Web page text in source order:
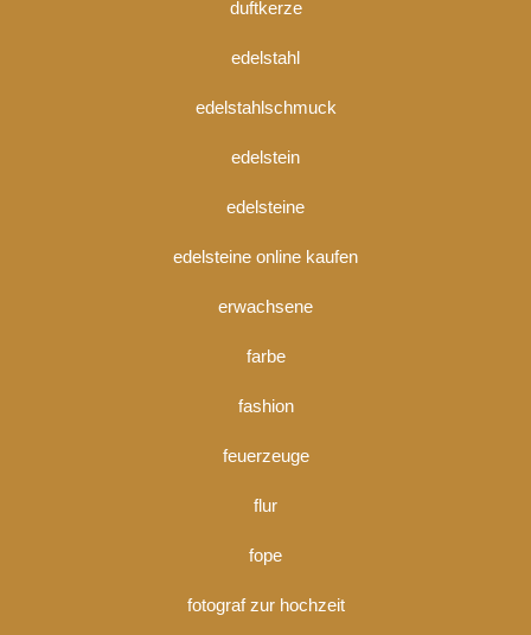
duftkerze
edelstahl
edelstahlschmuck
edelstein
edelsteine
edelsteine online kaufen
erwachsene
farbe
fashion
feuerzeuge
flur
fope
fotograf zur hochzeit